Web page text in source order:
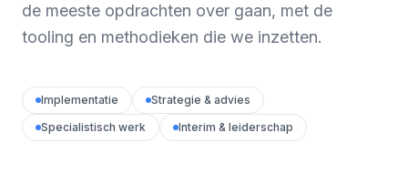
de meeste opdrachten over gaan, met de
tooling en methodieken die we inzetten.
Implementatie
Strategie & advies
Specialistisch werk
Interim & leiderschap